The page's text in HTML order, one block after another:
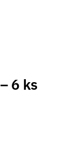
6 ks